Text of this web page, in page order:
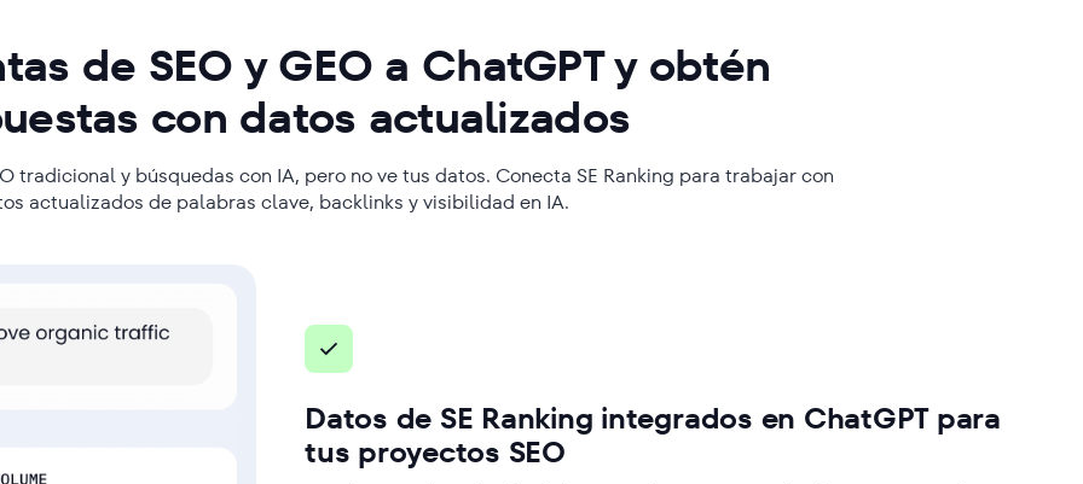
de SEO y GEO a ChatGPT y obtén
con datos actualizados
tradicional y búsquedas con IA, pero no ve tus datos. Conecta SE Ranking para trabajar con
actualizados de palabras clave, backlinks y visibilidad en IA.
Datos de SE Ranking integrados en ChatGPT para
tus proyectos SEO